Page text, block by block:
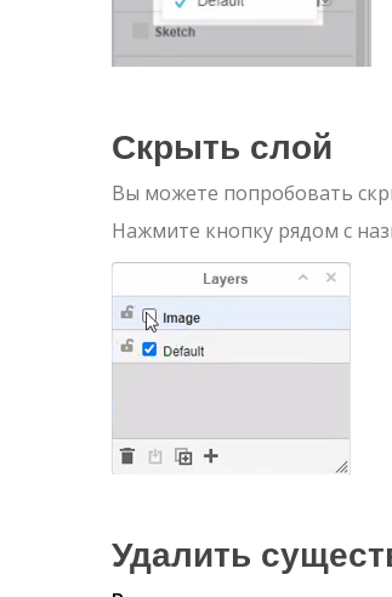
Скрыть слой
Вы можете попробовать
Нажмите кнопку рядом с
Удалить